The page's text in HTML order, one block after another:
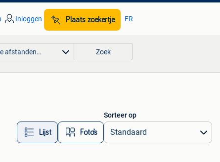
Inloggen Plaats zoekertje FR
afstanden… Zoek
Lijst Foto’s
Sorteer op